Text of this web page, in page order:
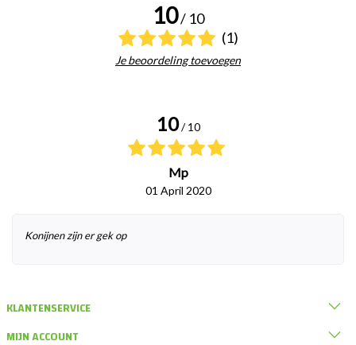
10/ 10
(1)
Je beoordeling toevoegen
10 / 10
Mp
01 April 2020
Konijnen zijn er gek op
KLANTENSERVICE
MIJN ACCOUNT